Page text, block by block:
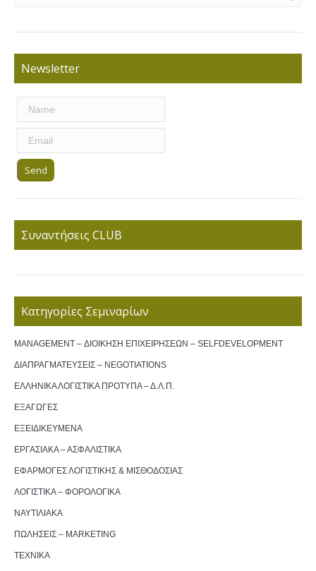
Newsletter
Συναντήσεις CLUB
Κατηγορίες Σεμιναρίων
MANAGEMENT – ΔΙΟΙΚΗΣΗ ΕΠΙΧΕΙΡΗΣΕΩΝ – SELFDEVELOPMENT
ΔΙΑΠΡΑΓΜΑΤΕΥΣΕΙΣ – NEGOTIATIONS
ΕΛΛΗΝΙΚΑ ΛΟΓΙΣΤΙΚΑ ΠΡΟΤΥΠΑ – Δ.Λ.Π.
ΕΞΑΓΩΓΕΣ
ΕΞΕΙΔΙΚΕΥΜΕΝΑ
ΕΡΓΑΣΙΑΚΑ – ΑΣΦΑΛΙΣΤΙΚΑ
ΕΦΑΡΜΟΓΕΣ ΛΟΓΙΣΤΙΚΗΣ & ΜΙΣΘΟΔΟΣΙΑΣ
ΛΟΓΙΣΤΙΚΑ – ΦΟΡΟΛΟΓΙΚΑ
ΝΑΥΤΙΛΙΑΚΑ
ΠΩΛΗΣΕΙΣ – MARKETING
ΤΕΧΝΙΚΑ